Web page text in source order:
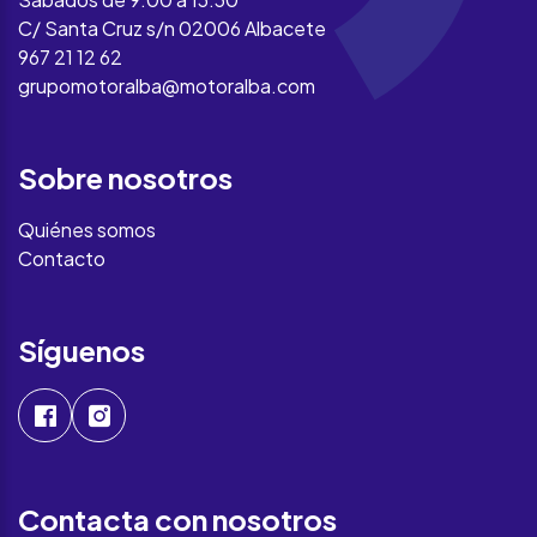
C/ Santa Cruz s/n 02006 Albacete
967 21 12 62
grupomotoralba@motoralba.com
Sobre nosotros
Quiénes somos
Contacto
Síguenos
Contacta con nosotros